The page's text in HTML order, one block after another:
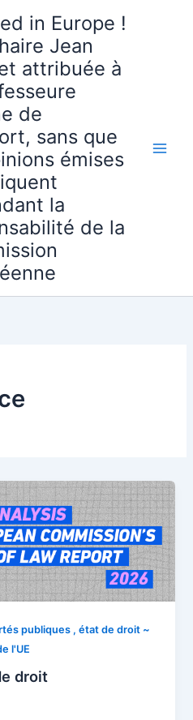
in Europe !
Jean
attribuée à
de
sans que
émises
la
de la
publiques , état de droit ~
l'UE
droit